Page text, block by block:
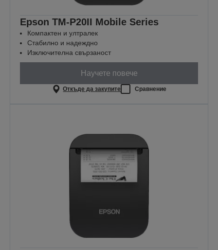
Epson TM-P20II Mobile Series
Компактен и ултралек
Стабилно и надеждно
Изключителна свързаност
Научете повече
Откъде да закупите Сравнение